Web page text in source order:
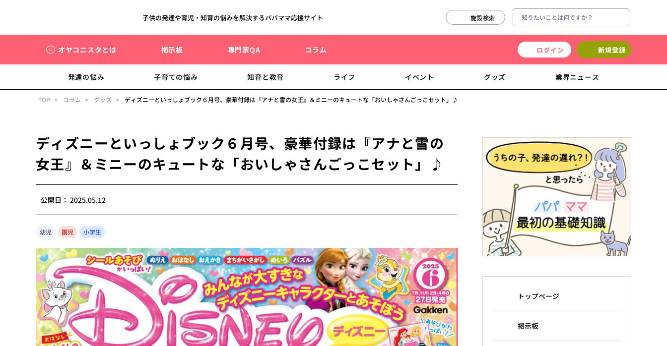
子供の発達や育児・知育の悩みを解決するパパママ応援サイト 施設検索
オヤコニスタとは 掲示板 専門家QA コラム ログイン 新規登録
発達の悩み 子育ての悩み 知育と教育 ライフ イベント グッズ 業界ニュース
TOP コラム グッズ ディズニーといっしょブック６月号、豪華付録は『アナと雪の女王』＆ミニーのキュートな「おいしゃさんごっこセット」♪
ディズニーといっしょブック６月号、豪華付録は『アナと雪の
女王』＆ミニーのキュートな「おいしゃさんごっこセット」♪
公開日： 2025.05.12
幼児 園児 小学生
トップページ
掲示板